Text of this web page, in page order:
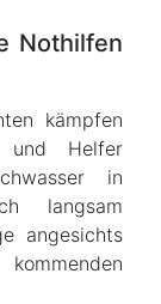
Nothilfen
kämpfen
und Helfer
in
langsam
angesichts